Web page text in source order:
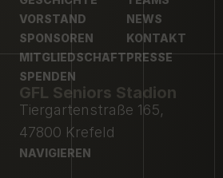
GESCHICHTE
VORSTAND
VORSTAND
SPONSOREN
SPONSOREN
MITGLIEDSCHAFT
MITGLIEDSCHAFT
SPENDEN
SPENDEN
TEAMS
NEWS
NEWS
KONTAKT
KONTAKT
PRESSE
GFL Seniors Stadion
Tiergartenstraße 165,
47800 Krefeld
NAVIGIEREN